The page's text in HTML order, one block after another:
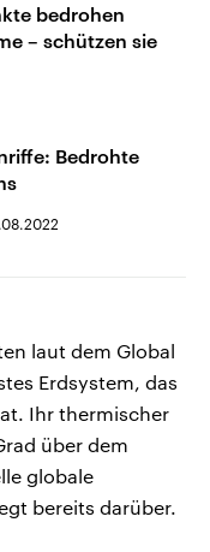
bedrohen
– schützen sie
Bedrohte
laut dem Global
Erdsystem, das
Ihr thermischer
über dem
globale
bereits darüber.